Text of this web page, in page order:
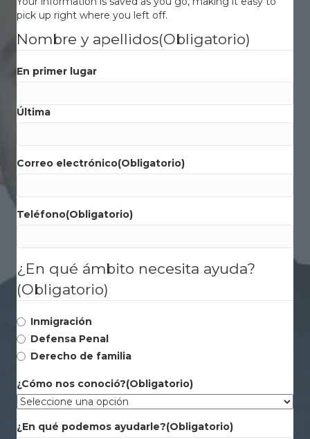
pick up right where you left off.
Nombre y apellidos(Obligatorio)
En primer lugar
Última
Correo electrónico(Obligatorio)
Teléfono(Obligatorio)
¿En qué ámbito necesita ayuda?
(Obligatorio)
Inmigración
Defensa Penal
Derecho de familia
¿Cómo nos conoció?(Obligatorio)
¿En qué podemos ayudarle?(Obligatorio)